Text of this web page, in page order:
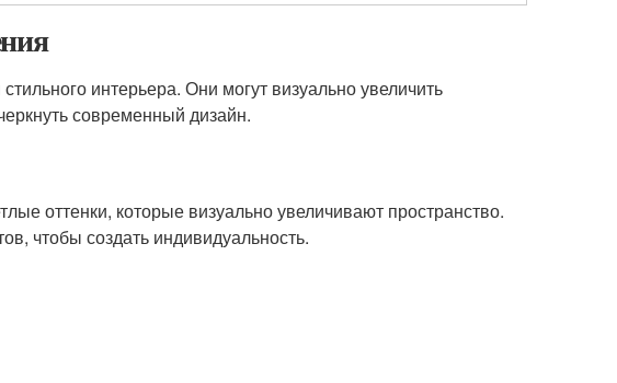
интерьера. Они могут визуально увеличить
современный дизайн.
оттенки, которые визуально увеличивают пространство.
чтобы создать индивидуальность.